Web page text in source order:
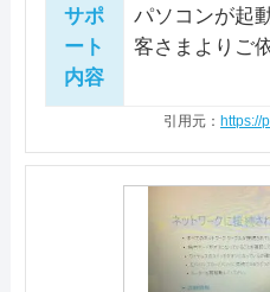
サポ
ート
内容
パソコンが起
客さまよりご
電が原因と判
の裏蓋を開け
た。 お客さま
とをご確認し
としました。
引用元： https://